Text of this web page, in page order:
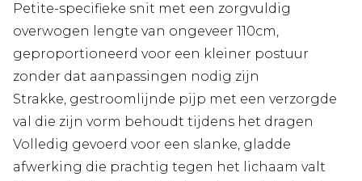
Petite-specifieke snit met een zorgvuldig
overwogen lengte van ongeveer 110cm,
geproportioneerd voor een kleiner postuur
zonder dat aanpassingen nodig zijn
Strakke, gestroomlijnde pijp met een verzorgde
val die zijn vorm behoudt tijdens het dragen
Volledig gevoerd voor een slanke, gladde
afwerking die prachtig tegen het lichaam valt